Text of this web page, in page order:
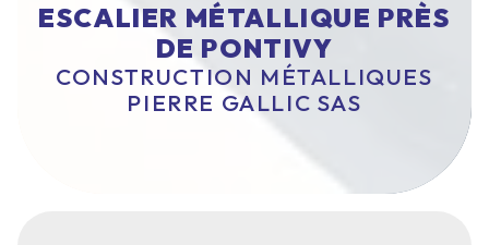
ESCALIER MÉTALLIQUE PRÈS
DE PONTIVY
CONSTRUCTION MÉTALLIQUES
PIERRE GALLIC SAS